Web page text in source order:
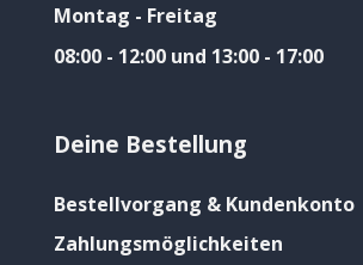
Montag - Freitag
08:00 - 12:00 und 13:00 - 17:00
Deine Bestellung
Bestellvorgang & Kundenkonto
Zahlungsmöglichkeiten